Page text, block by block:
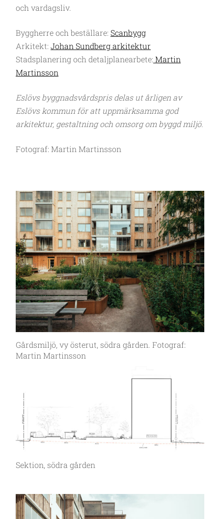
och vardagsliv.
Byggherre och beställare: Scanbygg
Arkitekt: Johan Sundberg arkitektur
Stadsplanering och detaljplanearbete: Martin
Martinsson
Eslövs byggnadsvårdspris delas ut årligen av
Eslövs kommun för att uppmärksamma god
arkitektur, gestaltning och omsorg om byggd miljö.
Fotograf: Martin Martinsson
Gårdsmiljö, vy österut, södra gården. Fotograf:
Martin Martinsson
Sektion, södra gården